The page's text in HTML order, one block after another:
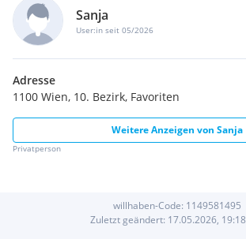
Sanja
User:in seit 05/2026
Adresse
1100 Wien, 10. Bezirk, Favoriten
Weitere Anzeigen von Sanja
Privatperson
willhaben-Code: 1149581495
Zuletzt geändert: 17.05.2026, 19:18